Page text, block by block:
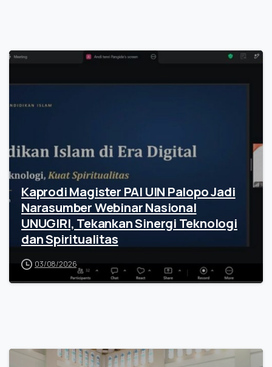
Kaprodi Magister PAI UIN Palopo Jadi
Narasumber Webinar Nasional
UNUGIRI, Tekankan Sinergi Teknologi
dan Spiritualitas
03/08/2026